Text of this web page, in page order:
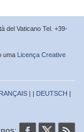
del Vaticano Tel. +39-
uma Licença Creative
| | DEUTSCH |